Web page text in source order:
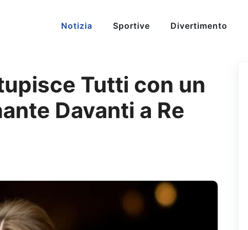
Notizia Sportive Divertimento
Tutti con un
Davanti a Re